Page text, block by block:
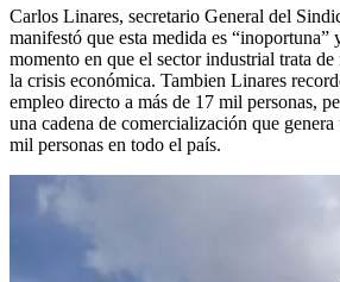
Carlos Linares, secretario General del
manifestó que esta medida es “inoportuna”
momento en que el sector industrial trata
la crisis económica. Tambien Linares
empleo directo a más de 17 mil personas,
una cadena de comercialización que
mil personas en todo el país.